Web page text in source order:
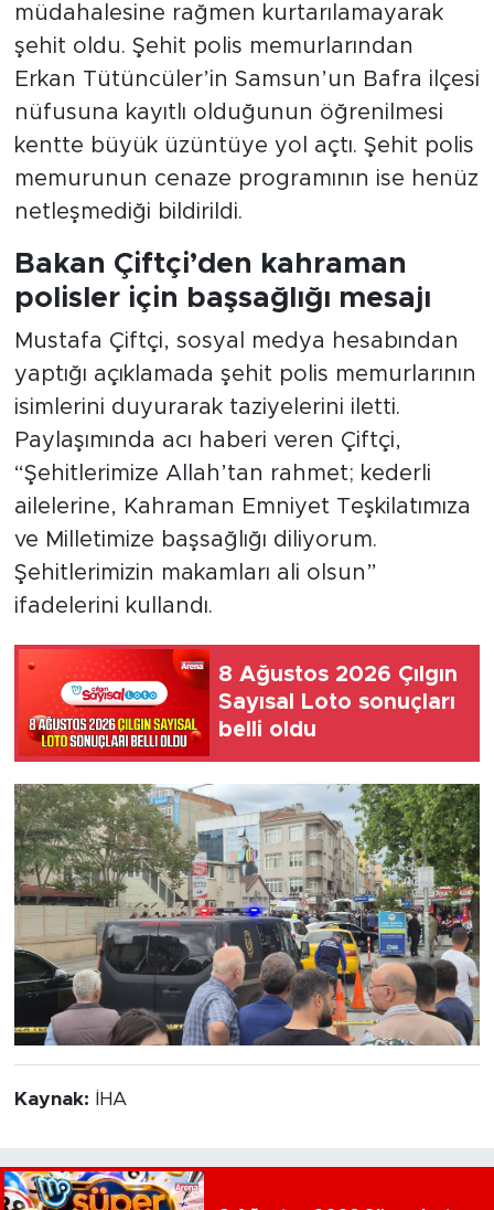
müdahalesine rağmen kurtarılamayarak
şehit oldu. Şehit polis memurlarından
Erkan Tütüncüler’in Samsun’un Bafra ilçesi
nüfusuna kayıtlı olduğunun öğrenilmesi
kentte büyük üzüntüye yol açtı. Şehit polis
memurunun cenaze programının ise henüz
netleşmediği bildirildi.
Bakan Çiftçi’den kahraman
polisler için başsağlığı mesajı
Mustafa Çiftçi, sosyal medya hesabından
yaptığı açıklamada şehit polis memurlarının
isimlerini duyurarak taziyelerini iletti.
Paylaşımında acı haberi veren Çiftçi,
“Şehitlerimize Allah’tan rahmet; kederli
ailelerine, Kahraman Emniyet Teşkilatımıza
ve Milletimize başsağlığı diliyorum.
Şehitlerimizin makamları ali olsun”
ifadelerini kullandı.
8 Ağustos 2026 Çılgın
Sayısal Loto sonuçları
belli oldu
Kaynak: İHA